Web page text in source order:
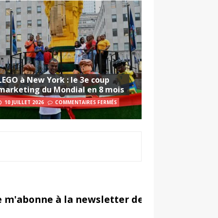
à New York : le 3e coup
du Mondial en 8 mois
10 JUILLET 2026 COMMENTAIRES FERMÉS
m'abonne à la newsletter de